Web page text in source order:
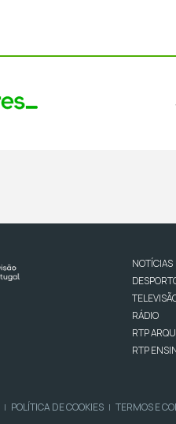
NOTÍCIAS
RÁDIO
RTP
RTP
| POLÍTICA DE COOKIES | TERMOS E